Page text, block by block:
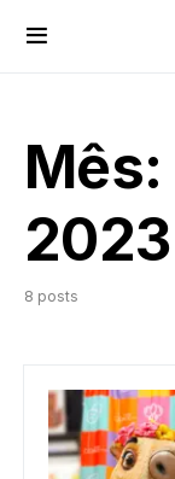
Mês:
2023
8 posts